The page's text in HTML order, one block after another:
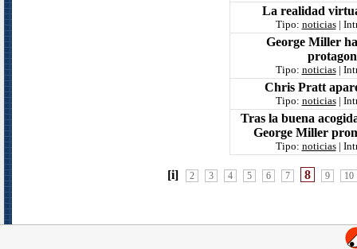
La realidad
Tipo: noticias|
George Miller
Tipo: noticias|
Chris Pratt
Tipo: noticias|
Tras la buena
George Miller
Tipo: noticias|
[i] 2 3 4 5 6 7 8 9 10